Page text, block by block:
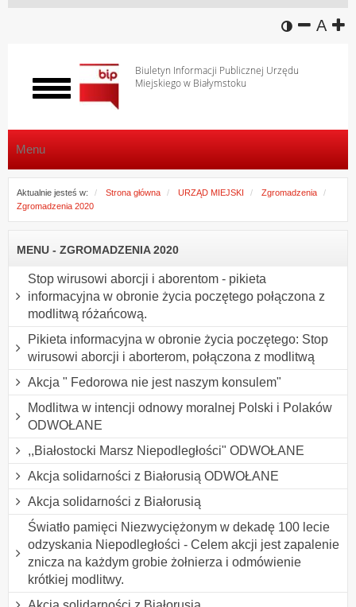
wersja
A
Biuletyn Informacji Publicznej Urzędu
Miejskiego w Białymstoku
Włącz
menu
Menu
Aktualnie jesteś w: Strona główna URZĄD MIEJSKI
Zgromadzenia
Zgromadzenia 2020
MENU - ZGROMADZENIA 2020
Stop wirusowi aborcji i aborentom - pikieta
informacyjna w obronie życia poczętego połączona z
modlitwą różańcową.
Pikieta informacyjna w obronie życia poczętego: Stop
wirusowi aborcji i aborterom, połączona z modlitwą
Akcja " Fedorowa nie jest naszym konsulem"
Modlitwa w intencji odnowy moralnej Polski i Polaków
ODWOŁANE
,,Białostocki Marsz Niepodległości" ODWOŁANE
Akcja solidarności z Białorusią ODWOŁANE
Akcja solidarności z Białorusią
Światło pamięci Niezwyciężonym w dekadę 100 lecie
odzyskania Niepodległości - Celem akcji jest zapalenie
znicza na każdym grobie żołnierza i odmówienie
krótkiej modlitwy.